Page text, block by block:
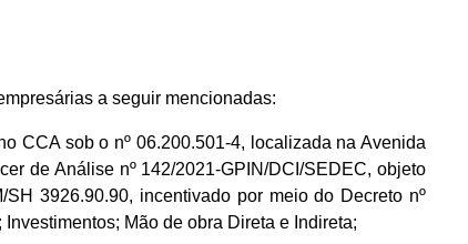
a seguir mencionadas:
CCA sob o nº 06.200.501-4, localizada na Avenida
de Análise nº 142/2021-GPIN/DCI/SEDEC, objeto
3926.90.90, incentivado por meio do Decreto nº
Mão de obra Direta e Indireta;